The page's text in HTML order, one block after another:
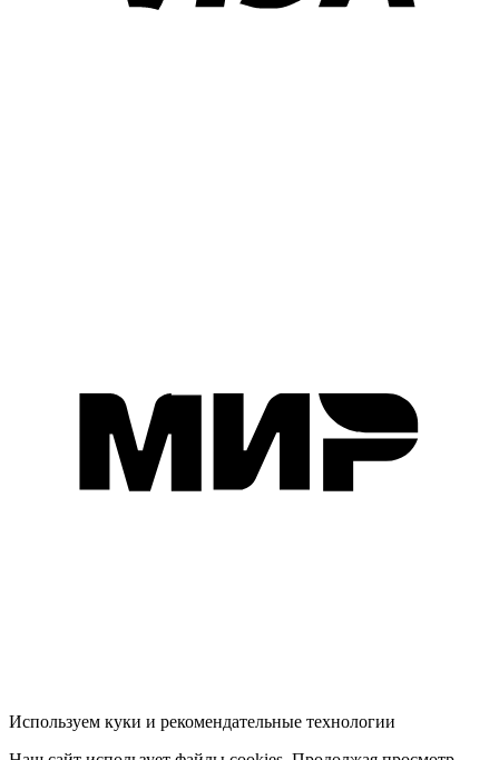
Используем куки и рекомендательные технологии